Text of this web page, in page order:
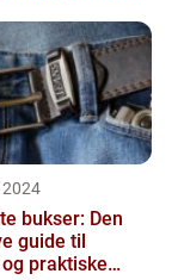
2024
bukser: Den
guide til
praktiske